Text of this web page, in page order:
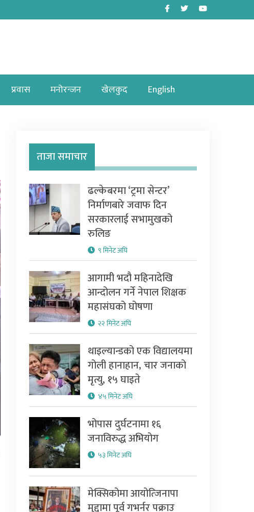
Facebook
TwitterYoutube
प्रवास मनोरन्जन खेलकुद English
ताजा समाचार
ढल्केबरमा ‘ट्रमा सेन्टर’
निर्माणबारे जवाफ दिन
सरकारलाई सभामुखको
रुलिङ
९ मिनेट अघि
आगामी भदौ महिनादेखि
आन्दोलन गर्ने नेपाल शिक्षक
महासंघको घोषणा
२२ मिनेट अघि
थाइल्यान्डको एक विद्यालयमा
गोली हानाहान, चार जनाको
मृत्यु, १५ घाइते
४५ मिनेट अघि
भोपास दुर्घटनामा १६
जनाविरुद्ध अभियोग
५३ मिनेट अघि
मेक्सिकोमा आयोत्जिनापा
मुद्दामा पूर्व गभर्नर पक्राउ